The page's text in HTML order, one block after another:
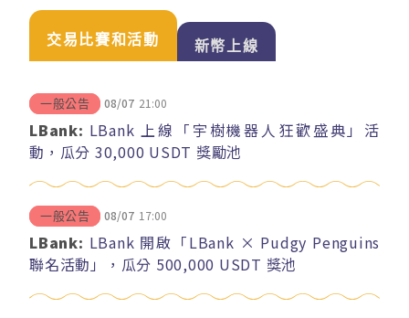
交易比賽和活動 新幣上線
一般公告 08/07 21:00
LBank: LBank 上線「宇樹機器人狂歡盛典」活
動，瓜分 30,000 USDT 獎勵池
一般公告 08/07 17:00
LBank: LBank 開啟「LBank × Pudgy Penguins
聯名活動」，瓜分 500,000 USDT 獎池